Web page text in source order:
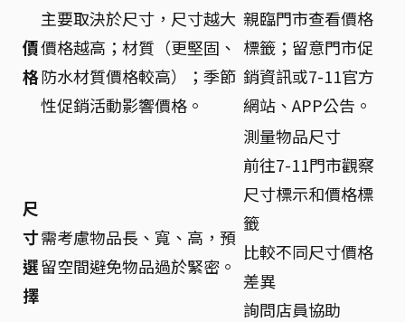
價
格
主要取決於尺寸，尺寸越大
價格越高；材質（更堅固、
防水材質價格較高）；季節
性促銷活動影響價格。
親臨門市查看價格
標籤；留意門市促
銷資訊或7-11官方
網站、APP公告。
尺
寸
選
擇
需考慮物品長、寬、高，預
留空間避免物品過於緊密。
測量物品尺寸
前往7-11門市觀察
尺寸標示和價格標
籤
比較不同尺寸價格
差異
詢問店員協助